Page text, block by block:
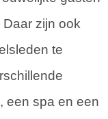
zijn ook
te
een spa en een